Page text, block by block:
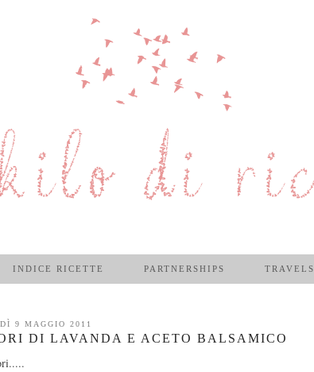
INDICE RICETTE PARTNERSHIPS TRAVELS
9 MAGGIO 2011
DI LAVANDA E ACETO BALSAMICO